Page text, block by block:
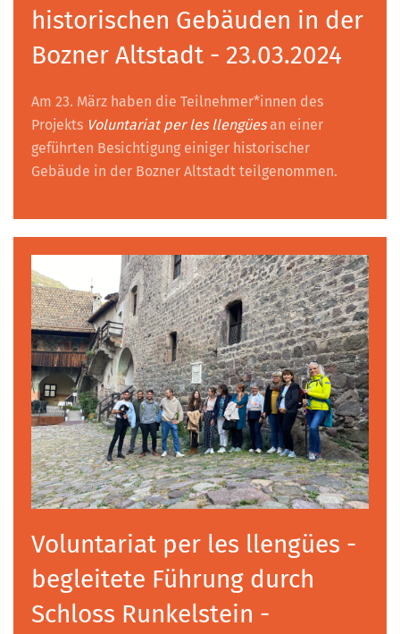
historischen Gebäuden in der
Bozner Altstadt - 23.03.2024
Am 23. März haben die Teilnehmer*innen des
Projekts Voluntariat per les llengüesan einer
geführten Besichtigung einiger historischer
Gebäude in der Bozner Altstadt teilgenommen.
Voluntariat per les llengües -
begleitete Führung durch
Schloss Runkelstein -